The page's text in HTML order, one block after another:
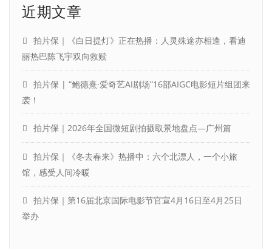
近期文章
拍片保｜《白日提灯》正在热播：人灵殊途亦相逢，看迪
丽热巴陈飞宇双向救赎
拍片保 | “鲍德熹·爱奇艺AI剧场”16部AIGC电影短片组团来
袭！
拍片保｜2026年全国微短剧拍摄取景地盘点—广州篇
拍片保｜《冬去春来》热播中：六个北漂人，一个小旅
馆，感受人间冷暖
拍片保｜第16届北京国际电影节官宣4月16日至4月25日
举办